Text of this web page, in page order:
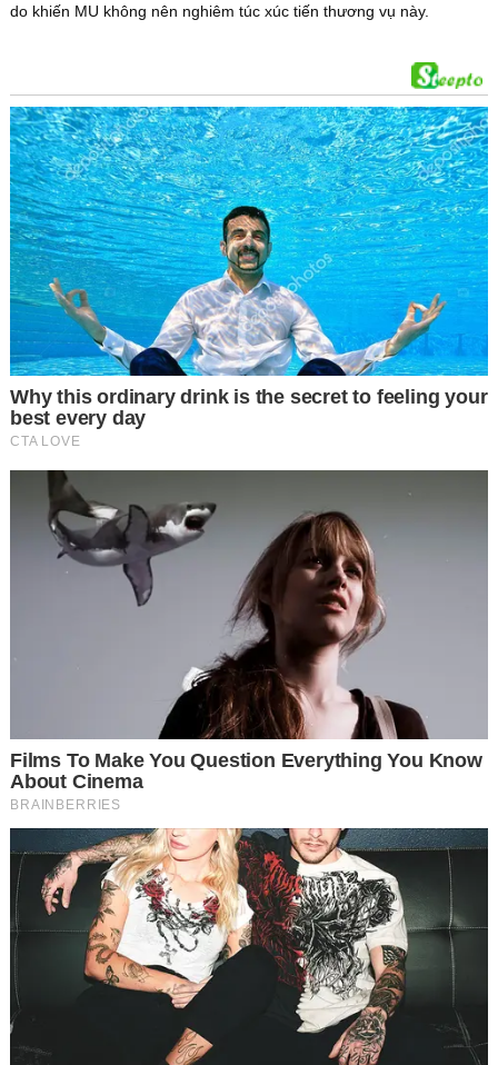
do khiến MU không nên nghiêm túc xúc tiến thương vụ này.